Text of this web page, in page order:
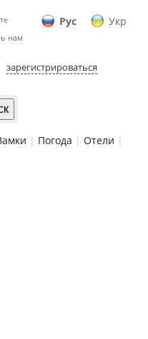
Рус Укр
нам
зарегистрироваться
| Погода | Отели |